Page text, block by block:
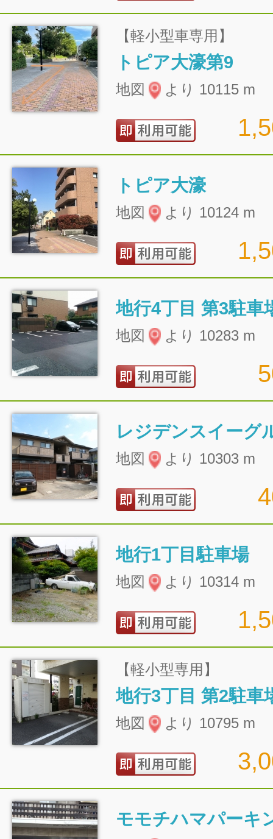
【軽小型車専用】
トピア大濠第9
地図 より 10115 m
トピア大濠
地図 より 10124 m
地行4丁目 第3駐車
地図 より 10283 m
レジデンスイーグ
地図 より 10303 m
地行1丁目駐車場
地図 より 10314 m
【軽小型専用】
地行3丁目 第2駐車
地図 より 10795 m
モモチハマパーキ